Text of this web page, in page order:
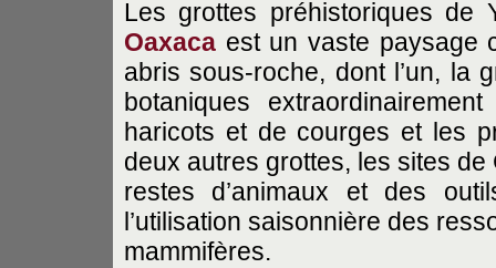
Les grottes préhistoriques
Oaxaca est un vaste paysage
abris sous-roche, dont l’un, la
botaniques
haricots et de courges et les
deux autres grottes, les sites
restes d’animaux et des
l’utilisation saisonnière des
mammifères.